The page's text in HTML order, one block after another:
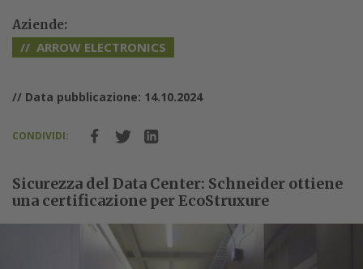
Aziende:
ARROW ELECTRONICS
// Data pubblicazione: 14.10.2024
CONDIVIDI:
Sicurezza del Data Center: Schneider ottiene
una certificazione per EcoStruxure